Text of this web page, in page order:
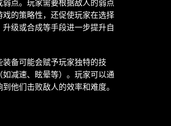
点。玩家需要根据敌人的弱点
的策略性，还促使玩家在选择
级或合成等手段进一步提升自
备可能会赋予玩家独特的技
减速、眩晕等）。玩家可以通
他们击败敌人的效率和难度。